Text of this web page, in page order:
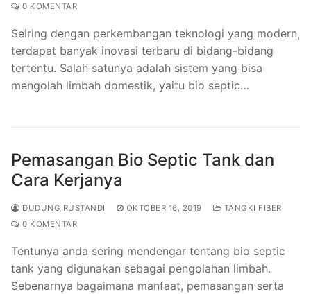
0 KOMENTAR
Seiring dengan perkembangan teknologi yang modern,
terdapat banyak inovasi terbaru di bidang-bidang
tertentu. Salah satunya adalah sistem yang bisa
mengolah limbah domestik, yaitu bio septic…
Pemasangan Bio Septic Tank dan
Cara Kerjanya
DUDUNG RUSTANDI OKTOBER 16, 2019
TANGKI FIBER
0 KOMENTAR
Tentunya anda sering mendengar tentang bio septic
tank yang digunakan sebagai pengolahan limbah.
Sebenarnya bagaimana manfaat, pemasangan serta